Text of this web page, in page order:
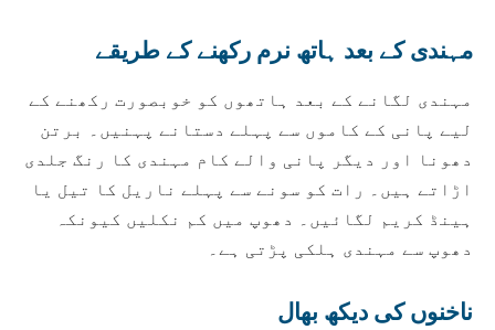
مہندی کے بعد ہاتھ نرم رکھنے کے طریقے
مہندی لگانے کے بعد ہاتھوں کو خوبصورت رکھنے کے
لیے پانی کے کاموں سے پہلے دستانے پہنیں۔ برتن
دھونا اور دیگر پانی والے کام مہندی کا رنگ جلدی
اڑاتے ہیں۔ رات کو سونے سے پہلے ناریل کا تیل یا
ہینڈ کریم لگائیں۔ دھوپ میں کم نکلیں کیونکہ
دھوپ سے مہندی ہلکی پڑتی ہے۔
ناخنوں کی دیکھ بھال